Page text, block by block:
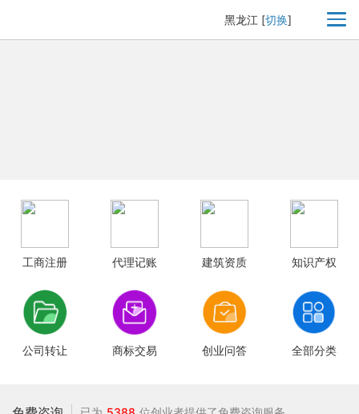
黑龙江 [切换]
工商注册 代理记账 建筑资质 知识产权
公司转让 商标交易 创业问答 全部分类